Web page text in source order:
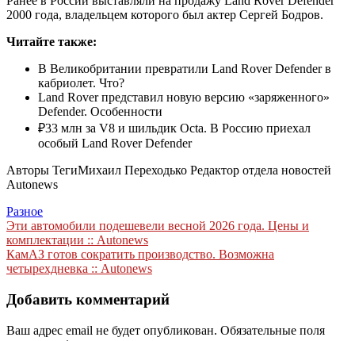
2000 года, владельцем которого был актер Сергей Бодров.
Читайте также:
В Великобритании превратили Land Rover Defender в
кабриолет. Что?
Land Rover представил новую версию «заряженного»
Defender. Особенности
₽33 млн за V8 и шильдик Octa. В Россию приехал
особый Land Rover Defender
Авторы ТегиМихаил Переходько Редактор отдела новостей
Autonews
Разное
Навигация
по
записям
Эти автомобили подешевели весной 2026 года. Цены и
комплектации :: Autonews
КамАЗ готов сократить производство. Возможна
четырехдневка :: Autonews
Добавить комментарий
Ваш адрес email не будет опубликован. Обязательные поля